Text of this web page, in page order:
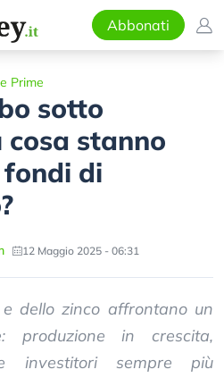
Abbonati
Prime
sotto
cosa stanno
di
12 Maggio 2025 - 06:31
dello zinco affrontano un
produzione in crescita,
investitori sempre più